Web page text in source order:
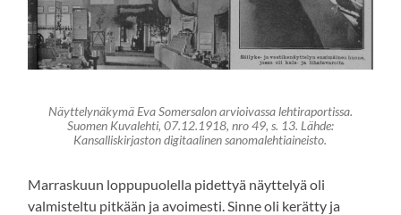
Näyttelynäkymä Eva Somersalon arvioivassa lehtiraportissa.
Suomen Kuvalehti, 07.12.1918, nro 49, s. 13. Lähde:
Kansalliskirjaston digitaalinen sanomalehtiaineisto.
Marraskuun loppupuolella pidettyä näyttelyä oli
valmisteltu pitkään ja avoimesti. Sinne oli kerätty ja